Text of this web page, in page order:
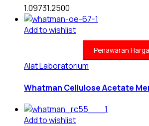
1.09731.2500
Add to wishlist
Penawaran Harga
Alat Laboratorium
Whatman Cellulose Acetate
Add to wishlist